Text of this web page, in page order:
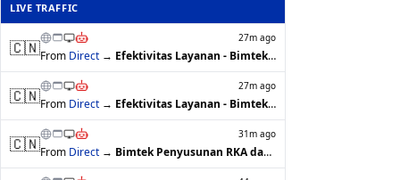
LIVE TRAFFIC
🇨🇳 27m ago
From Direct → Efektivitas Layanan - BimtekHub
🇨🇳 27m ago
From Direct → Efektivitas Layanan - BimtekHub
🇨🇳 31m ago
From Direct → Bimtek Penyusunan RKA dan DPA SKPD Ber…